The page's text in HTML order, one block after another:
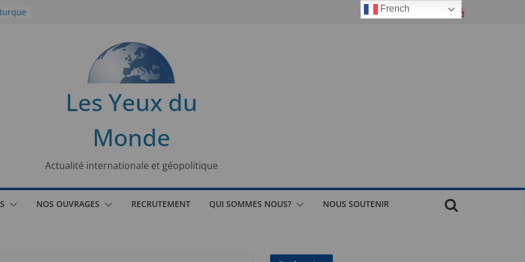
Les Yeux du
Monde
Actualité internationale et géopolitique
NOS OUVRAGES RECRUTEMENT QUI SOMMES NOUS? NOUS SOUTENIR
French